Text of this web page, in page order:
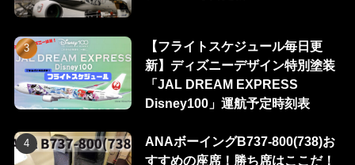
【フライトスケジュール毎日更
新】ディズニーデザイン特別塗装
「JAL DREAM EXPRESS
Disney100」運航予定時刻表
ANAボーイングB737-800(738)お
すすめの座席！勝ち席はここだ！